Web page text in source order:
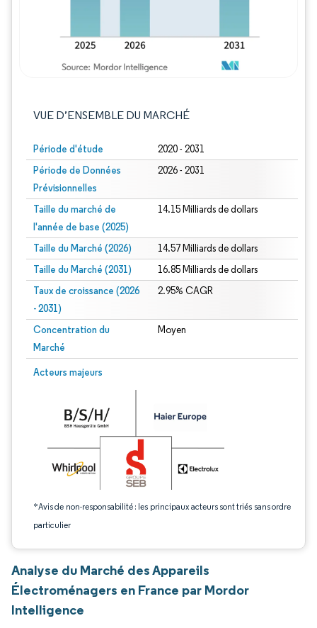
VUE D’ENSEMBLE DU MARCHÉ
Période d'étude 2020 - 2031
Période de Données
Prévisionnelles
2026 - 2031
Taille du marché de
l'année de base (2025)
14.15 Milliards de dollars
Taille du Marché (2026) 14.57 Milliards de dollars
Taille du Marché (2031) 16.85 Milliards de dollars
Taux de croissance (2026
- 2031)
2.95% CAGR
Concentration du
Marché
Moyen
Acteurs majeurs
*Avis de non-responsabilité : les principaux acteurs sont triés sans ordre
particulier
Image © Mordor Intelligence. La réutilisation nécessite une attribution sous CC
Analyse du Marché des Appareils
Électroménagers en France par Mordor
Intelligence